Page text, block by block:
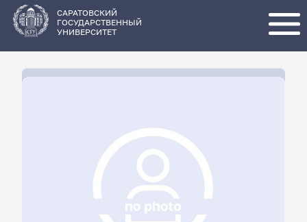
основному
содержанию
САРАТОВСКИЙ
ГОСУДАРСТВЕННЫЙ
УНИВЕРСИТЕТ